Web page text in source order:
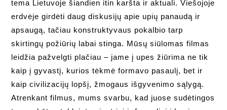
tema Lietuvoje šiandien itin karšta ir aktuali. Viešojoje
erdvėje girdėti daug diskusijų apie upių panaudą ir
apsaugą, tačiau konstruktyvaus pokalbio tarp
skirtingų požiūrių labai stinga. Mūsų siūlomas filmas
leidžia pažvelgti plačiau – jame į upes žiūrima ne tik
kaip į gyvastį, kurios tėkmė formavo pasaulį, bet ir
kaip civilizacijų lopšį, žmogaus išgyvenimo sąlygą.
Atrenkant filmus, mums svarbu, kad juose sudėtingos